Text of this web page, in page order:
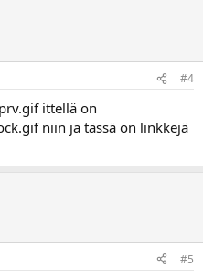
#4
ittellä on
niin ja tässä on linkkejä
#5